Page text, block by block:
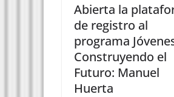
Abierta la
de registro al
programa
Construyendo el
Futuro: Manuel
Huerta